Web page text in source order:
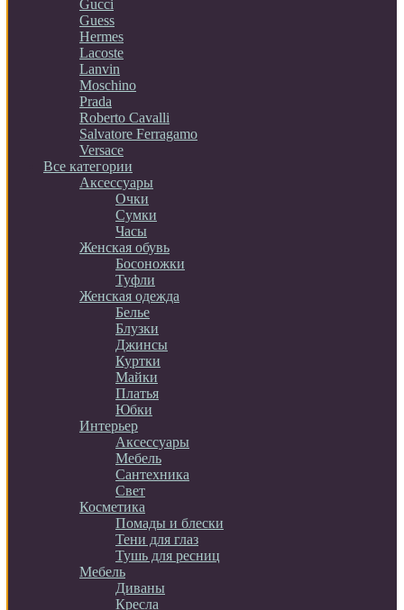
Gucci
Guess
Hermes
Lacoste
Lanvin
Moschino
Prada
Roberto Cavalli
Salvatore Ferragamo
Versace
Все категории
Аксессуары
Очки
Сумки
Часы
Женская обувь
Босоножки
Туфли
Женская одежда
Белье
Блузки
Джинсы
Куртки
Майки
Платья
Юбки
Интерьер
Аксессуары
Мебель
Сантехника
Свет
Косметика
Помады и блески
Тени для глаз
Тушь для ресниц
Мебель
Диваны
Кресла